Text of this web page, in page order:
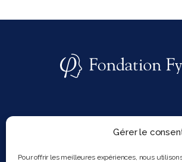
Gérer le
Pour offrir les meilleures expériences, nous